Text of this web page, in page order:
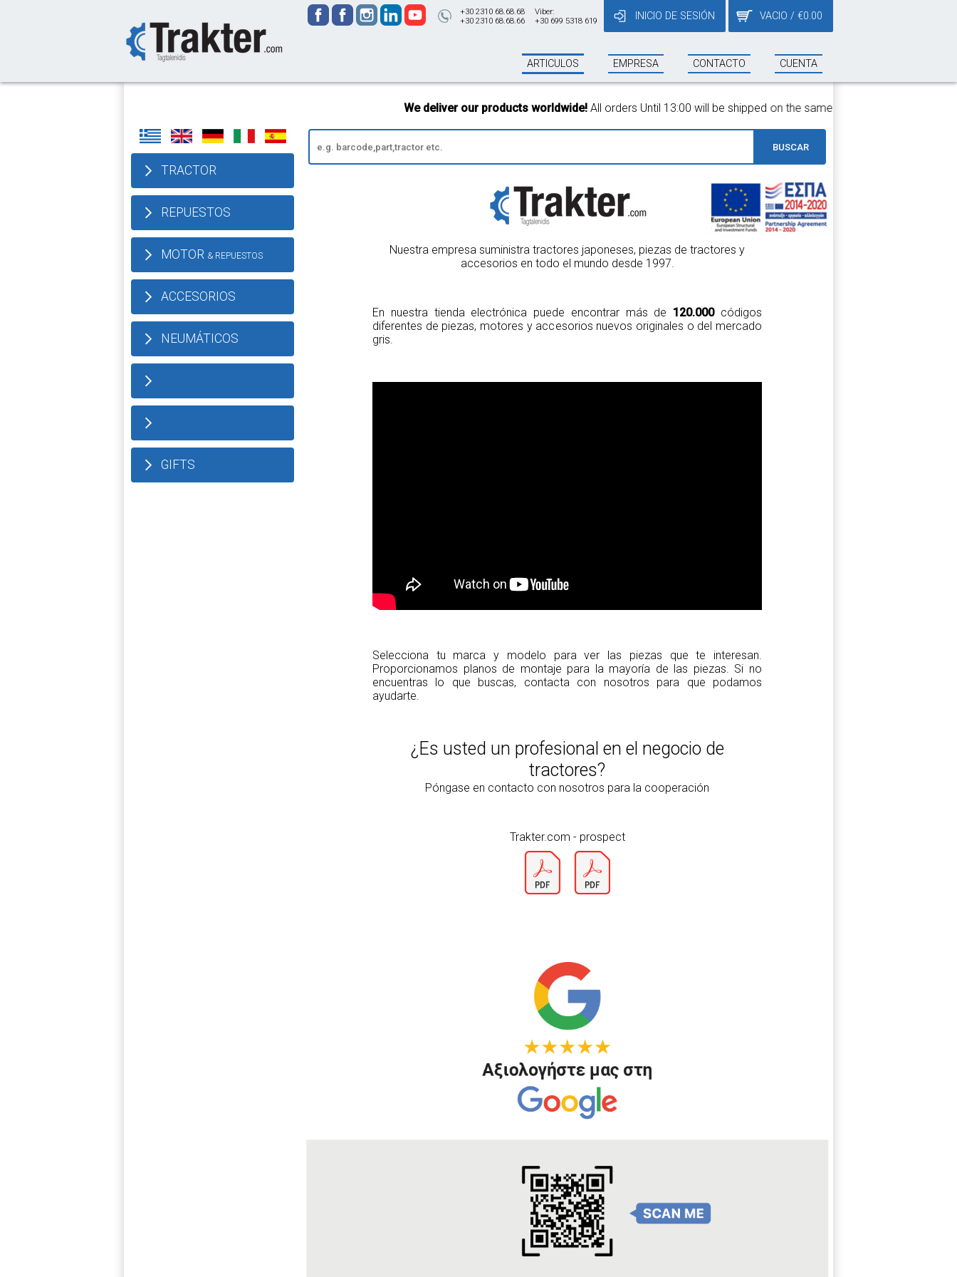
+30 2310 68.68.68
+30 2310 68.68.66
Viber:
+30 699 5318 619
INICIO DE SESIÓN VACIO / €0.00
ARTICULOS EMPRESA CONTACTO CUENTA
We deliver our products worldwide!All orders Until 13:00 will be shipped on the same day!
TRACTOR
REPUESTOS
MOTOR & REPUESTOS
ACCESORIOS
NEUMÁTICOS
GIFTS
BUSCAR
Nuestra empresa suministra tractores japoneses, piezas de tractores y
accesorios en todo el mundo desde 1997.
En nuestra tienda electrónica puede encontrar más de 120.000códigos
diferentes de piezas, motores y accesorios nuevos originales o del mercado
gris.
Selecciona tu marca y modelo para ver las piezas que te interesan.
Proporcionamos planos de montaje para la mayoría de las piezas. Si no
encuentras lo que buscas, contacta con nosotros para que podamos
ayudarte.
¿Es usted un profesional en el negocio de
tractores?
Póngase en contacto con nosotros para la cooperación
Trakter.com - prospect